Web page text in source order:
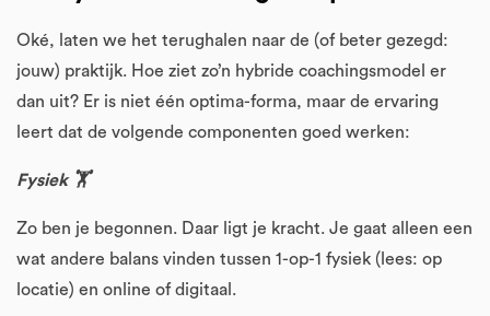
Oké, laten we het terughalen naar de (of beter gezegd:
jouw) praktijk. Hoe ziet zo’n hybride coachingsmodel er
dan uit? Er is niet één optima-forma, maar de ervaring
leert dat de volgende componenten goed werken:
Fysiek 🏋️
Zo ben je begonnen. Daar ligt je kracht. Je gaat alleen een
wat andere balans vinden tussen 1-op-1 fysiek (lees: op
locatie) en online of digitaal.